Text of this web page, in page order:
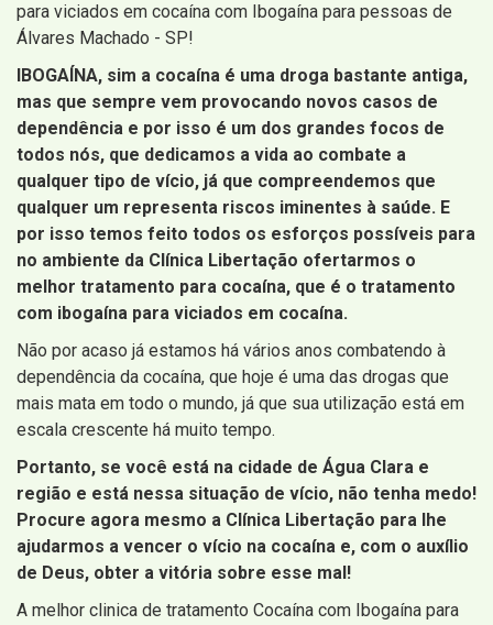
para viciados em cocaína com Ibogaína para pessoas de
Álvares Machado - SP!
IBOGAÍNA, sim a cocaína é uma droga bastante antiga,
mas que sempre vem provocando novos casos de
dependência e por isso é um dos grandes focos de
todos nós, que dedicamos a vida ao combate a
qualquer tipo de vício, já que compreendemos que
qualquer um representa riscos iminentes à saúde. E
por isso temos feito todos os esforços possíveis para
no ambiente da Clínica Libertação ofertarmos o
melhor tratamento para cocaína, que é o tratamento
com ibogaína para viciados em cocaína.
Não por acaso já estamos há vários anos combatendo à
dependência da cocaína, que hoje é uma das drogas que
mais mata em todo o mundo, já que sua utilização está em
escala crescente há muito tempo.
Portanto, se você está na cidade de Água Clara e
região e está nessa situação de vício, não tenha medo!
Procure agora mesmo a Clínica Libertação para lhe
ajudarmos a vencer o vício na cocaína e, com o auxílio
de Deus, obter a vitória sobre esse mal!
A melhor clinica de tratamento Cocaína com Ibogaína para